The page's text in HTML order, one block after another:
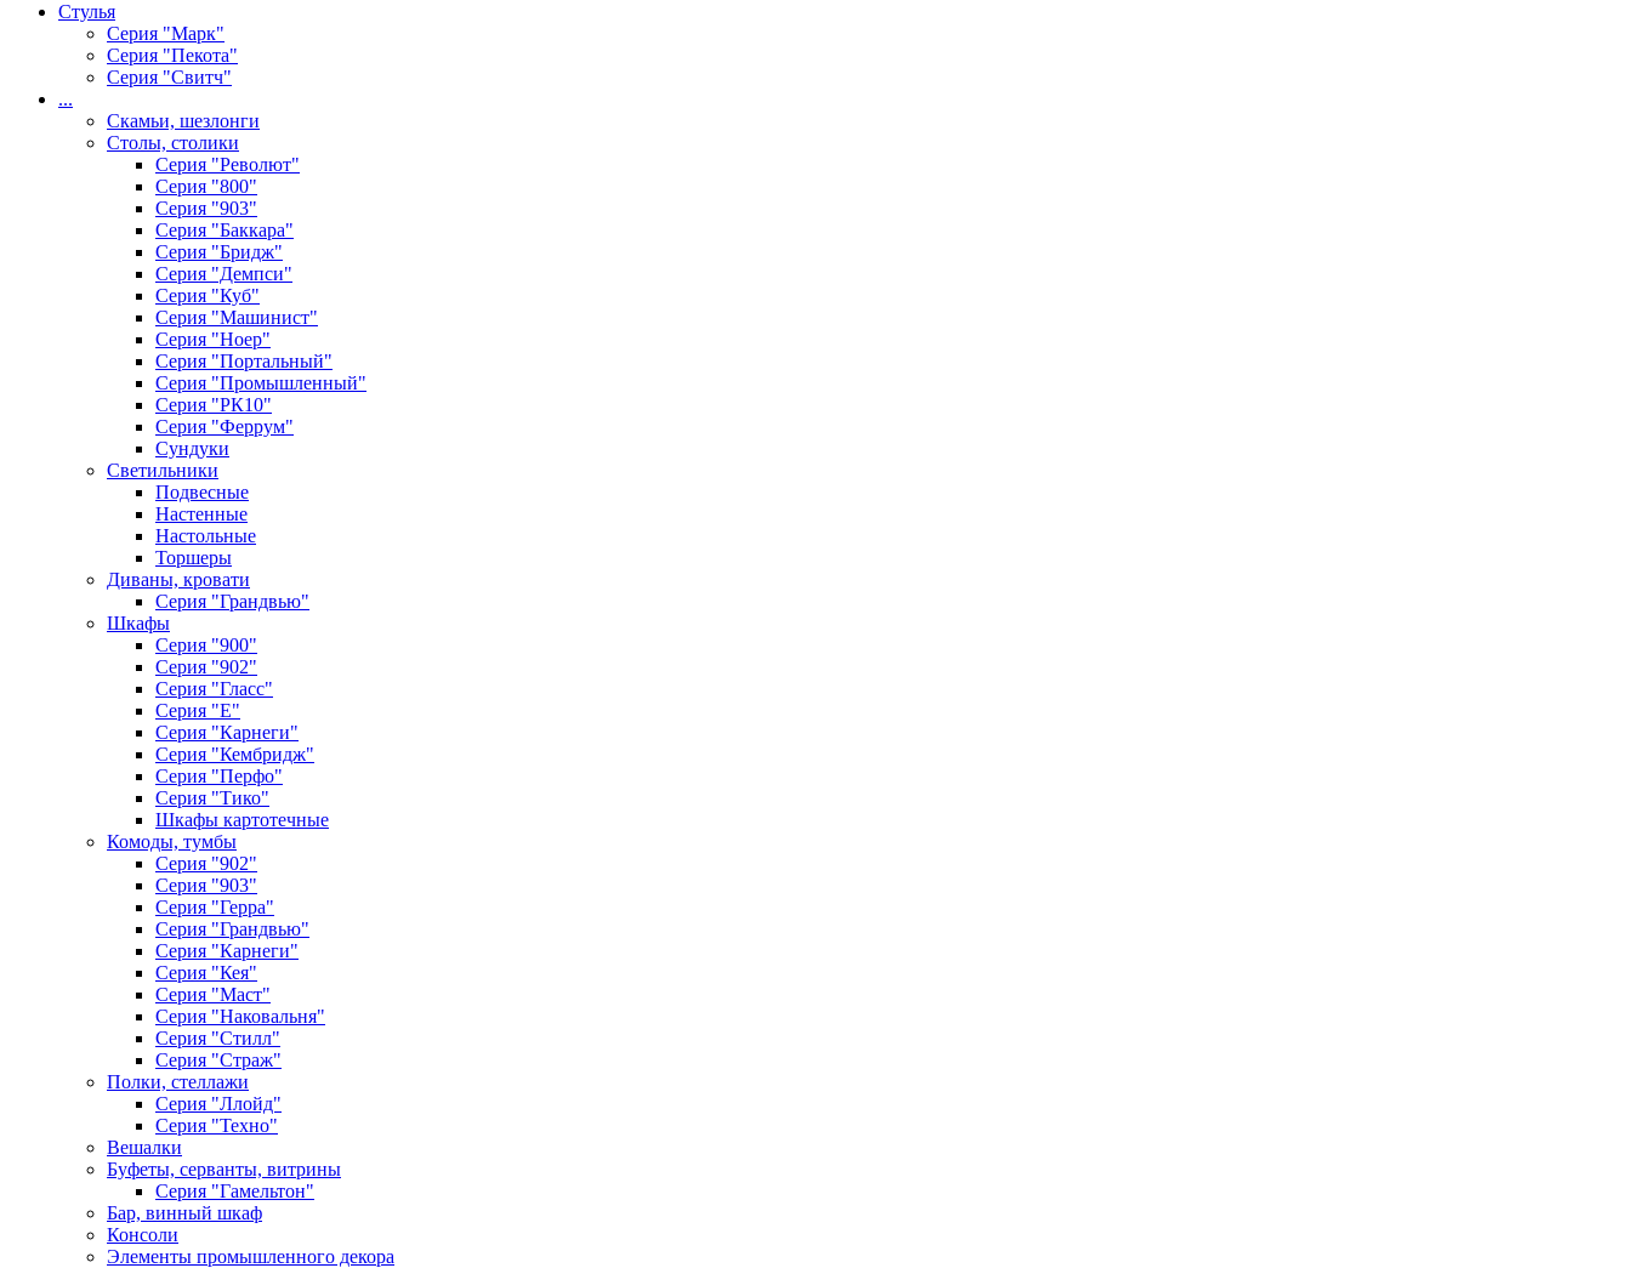
Стулья
Серия "Марк"
Серия "Пекота"
Серия "Свитч"
...
Скамьи, шезлонги
Столы, столики
Серия "Револют"
Серия "800"
Серия "903"
Серия "Баккара"
Серия "Бридж"
Серия "Демпси"
Серия "Куб"
Серия "Машинист"
Серия "Ноер"
Серия "Портальный"
Серия "Промышленный"
Серия "РК10"
Серия "Феррум"
Сундуки
Светильники
Подвесные
Настенные
Настольные
Торшеры
Диваны, кровати
Серия "Грандвью"
Шкафы
Серия "900"
Серия "902"
Серия "Гласс"
Серия "Е"
Серия "Карнеги"
Серия "Кембридж"
Серия "Перфо"
Серия "Тико"
Шкафы картотечные
Комоды, тумбы
Серия "902"
Серия "903"
Серия "Герра"
Серия "Грандвью"
Серия "Карнеги"
Серия "Кея"
Серия "Маст"
Серия "Наковальня"
Серия "Стилл"
Серия "Страж"
Полки, стеллажи
Серия "Ллойд"
Серия "Техно"
Вешалки
Буфеты, серванты, витрины
Серия "Гамельтон"
Бар, винный шкаф
Консоли
Элементы промышленного декора